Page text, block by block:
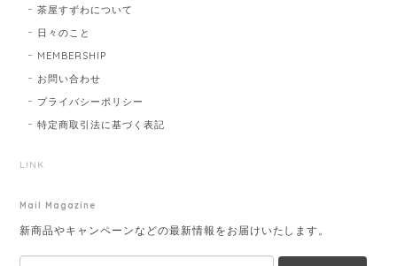
茶屋すずわについて
日々のこと
MEMBERSHIP
お問い合わせ
プライバシーポリシー
特定商取引法に基づく表記
LINK
Mail Magazine
新商品やキャンペーンなどの最新情報をお届けいたします。